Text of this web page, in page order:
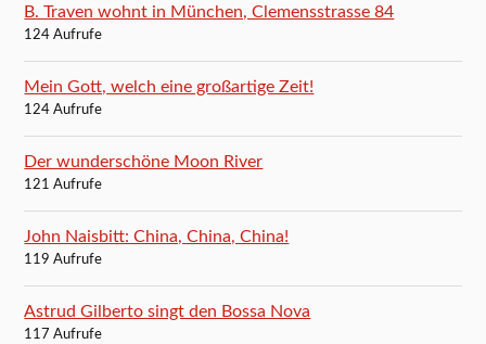
B. Traven wohnt in München, Clemensstrasse 84
124 Aufrufe
Mein Gott, welch eine großartige Zeit!
124 Aufrufe
Der wunderschöne Moon River
121 Aufrufe
John Naisbitt: China, China, China!
119 Aufrufe
Astrud Gilberto singt den Bossa Nova
117 Aufrufe